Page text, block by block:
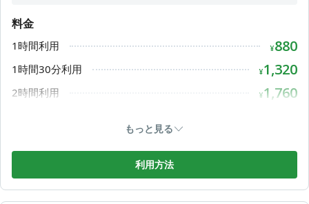
8月12日（水）
09:00〜19:00
8月13日（木）
09:00〜19:00
8月14日（金）
料金
1時間利用 ¥880
1時間30分利用 ¥1,320
2時間利用 ¥1,760
4時間利用 ¥3,520
もっと見る
利用方法